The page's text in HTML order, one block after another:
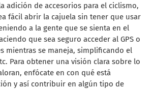
adición de accesorios para el ciclismo,
fácil abrir la cajuela sin tener que usar
a la gente que se sienta en el
que sea seguro acceder al GPS o
mientras se maneja, simplificando el
Para obtener una visión clara sobre lo
enfócate en con qué está
y así contribuir en algún tipo de